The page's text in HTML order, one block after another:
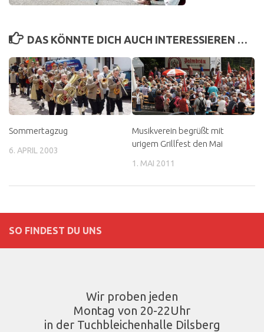
DAS KÖNNTE DICH AUCH INTERESSIEREN …
Sommertagzug
6. APRIL 2003
Musikverein begrüßt mit
urigem Grillfest den Mai
1. MAI 2011
SO FINDEST DU UNS
Wir proben jeden
Montag von 20-22Uhr
in der Tuchbleichenhalle Dilsberg